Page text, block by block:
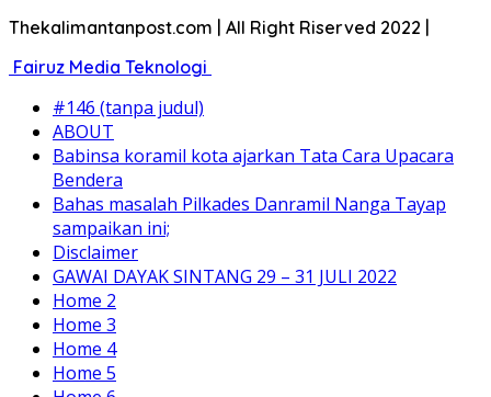
Thekalimantanpost.com | All Right Riserved 2022 |
Fairuz Media Teknologi
#146 (tanpa judul)
ABOUT
Babinsa koramil kota ajarkan Tata Cara Upacara
Bendera
Bahas masalah Pilkades Danramil Nanga Tayap
sampaikan ini;
Disclaimer
GAWAI DAYAK SINTANG 29 – 31 JULI 2022
Home 2
Home 3
Home 4
Home 5